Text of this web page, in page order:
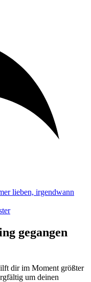
lieben, irgendwann
gegangen
dir im Moment größter
um deinen